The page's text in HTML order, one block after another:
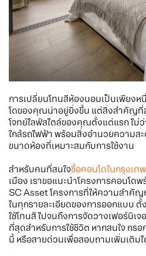
การเปลี่ยนโทนสีห้องนอนเป็นเพียงห
โดของคุณน่าอยู่ยิ่งขึ้น แต่สิ่งสำคัญที่
โจทย์ไลฟ์สไตล์ของคุณตั้งแต่แรก ไม่
ใกล้รถไฟฟ้า พร้อมสิ่งอำนวยความส
ขนาดห้องที่เหมาะสมกับการใช้งาน
สำหรับคนที่สนใจซื้อคอนโดในกรุงเท
เมือง เราขอแนะนำโครงการคอนโด
SC Asset โครงการที่ให้ความสำคั
ในทุกรายละเอียดของการออกแบบ
ใช้โทนสี ไปจนถึงการจัดวางเฟอร์นิ
ที่สุดสำหรับการใช้ชีวิต หากสนใจ กร
นี้ หรือสายด่วนเพื่อสอบถามเพิ่มเติมไ